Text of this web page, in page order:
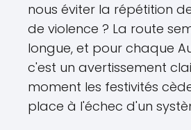
nous éviter la répétition
de violence ? La route
longue, et pour chaque
c'est un avertissement
moment les festivités
place à l'échec d'un